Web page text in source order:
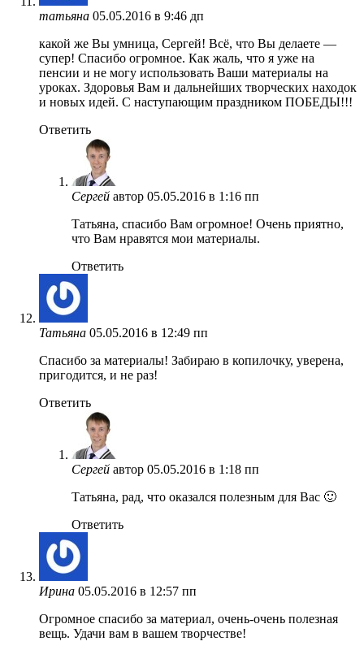
татьяна 05.05.2016 в 9:46 дп
какой же Вы умница, Сергей! Всё, что Вы делаете —
супер! Спасибо огромное. Как жаль, что я уже на
пенсии и не могу использовать Ваши материалы на
уроках. Здоровья Вам и дальнейших творческих находок
и новых идей. С наступающим праздником ПОБЕДЫ!!!
Ответить
Сергей автор 05.05.2016 в 1:16 пп
Татьяна, спасибо Вам огромное! Очень приятно,
что Вам нравятся мои материалы.
Ответить
Татьяна 05.05.2016 в 12:49 пп
Спасибо за материалы! Забираю в копилочку, уверена,
пригодится, и не раз!
Ответить
Сергей автор 05.05.2016 в 1:18 пп
Татьяна, рад, что оказался полезным для Вас 🙂
Ответить
Ирина 05.05.2016 в 12:57 пп
Огромное спасибо за материал, очень-очень полезная
вещь. Удачи вам в вашем творчестве!